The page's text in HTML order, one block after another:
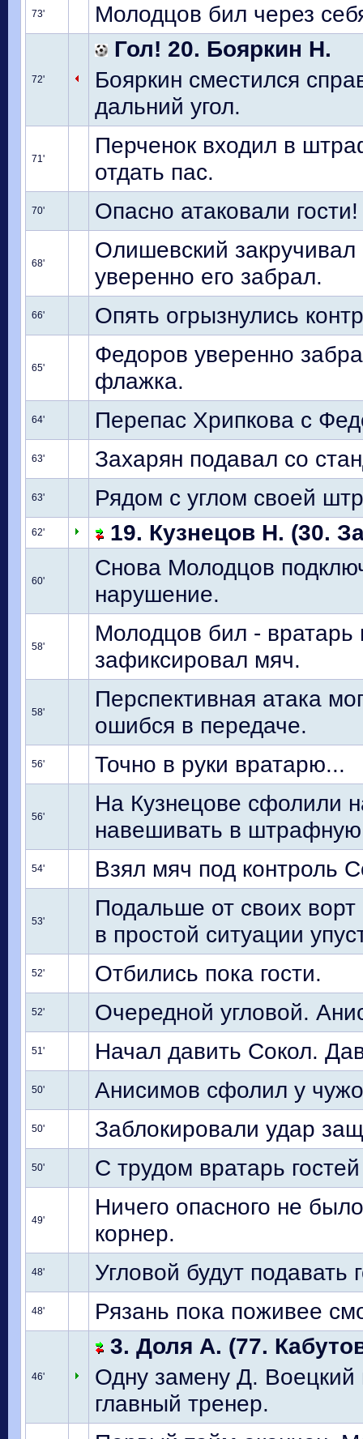
73' Молодцов бил через
72'
Гол! 20. Бояркин Н.
Бояркин сместился
дальний угол.
71'
Перченок входил в
отдать пас.
70' Опасно атаковали
68'
Олишевский
уверенно его забрал.
66' Опять огрызнулись
65'
Федоров уверенно
флажка.
64' Перепас Хрипкова с
63' Захарян подавал со
63' Рядом с углом своей
62' 19. Кузнецов Н. (30.
60'
Снова Молодцов
нарушение.
58'
Молодцов бил - вратарь
зафиксировал мяч.
58'
Перспективная атака
ошибся в передаче.
56' Точно в руки вратарю...
56'
На Кузнецове сфолили
навешивать в
54' Взял мяч под контроль
53'
Подальше от своих
в простой ситуации
52' Отбились пока гости.
52' Очередной угловой.
51' Начал давить Сокол.
50' Анисимов сфолил у
50' Заблокировали удар
50' С трудом вратарь
49'
Ничего опасного не
корнер.
48' Угловой будут подавать
48' Рязань пока поживее
46'
3. Доля А. (77.
Одну замену Д. Воецкий
главный тренер.